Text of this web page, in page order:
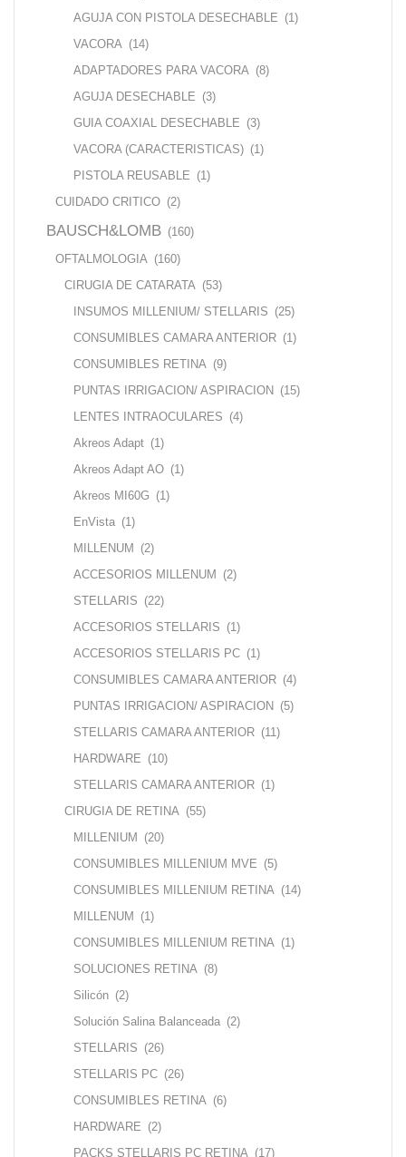
AGUJA CON PISTOLA DESECHABLE (1)
VACORA (14)
ADAPTADORES PARA VACORA (8)
AGUJA DESECHABLE (3)
GUIA COAXIAL DESECHABLE (3)
VACORA (CARACTERISTICAS) (1)
PISTOLA REUSABLE (1)
CUIDADO CRITICO (2)
BAUSCH&LOMB (160)
OFTALMOLOGIA (160)
CIRUGIA DE CATARATA (53)
INSUMOS MILLENIUM/ STELLARIS (25)
CONSUMIBLES CAMARA ANTERIOR (1)
CONSUMIBLES RETINA (9)
PUNTAS IRRIGACION/ ASPIRACION
(15)
LENTES INTRAOCULARES (4)
Akreos Adapt (1)
Akreos Adapt AO (1)
Akreos MI60G (1)
EnVista (1)
MILLENUM
(2)
ACCESORIOS MILLENUM
(2)
STELLARIS (22)
ACCESORIOS STELLARIS (1)
ACCESORIOS STELLARIS PC (1)
CONSUMIBLES CAMARA ANTERIOR (4)
PUNTAS IRRIGACION/ ASPIRACION
(5)
STELLARIS CAMARA ANTERIOR (11)
HARDWARE (10)
STELLARIS CAMARA ANTERIOR (1)
CIRUGIA DE RETINA (55)
MILLENIUM
(20)
CONSUMIBLES MILLENIUM MVE (5)
CONSUMIBLES MILLENIUM RETINA (14)
MILLENUM
(1)
CONSUMIBLES MILLENIUM RETINA (1)
SOLUCIONES RETINA (8)
Silicón (2)
Solución Salina Balanceada (2)
STELLARIS (26)
STELLARIS PC (26)
CONSUMIBLES RETINA (6)
HARDWARE (2)
PACKS STELLARIS PC RETINA (17)